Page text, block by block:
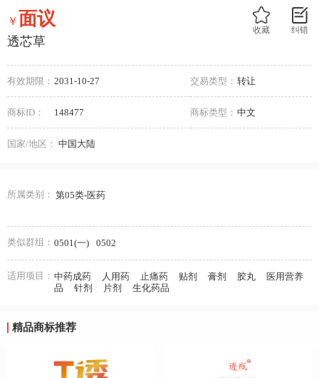
纠错
收藏
￥面议
透芯草
有效期限： 2031-10-27 交易类型： 转让
商标ID： 148477 商标类型： 中文
国家/地区： 中国大陆
所属类别： 第05类-医药
类似群组： 0501(一) 0502
适用项目： 中药成药 人用药 止痛药 贴剂 膏剂 胶丸
医用营养
品
针剂 片剂 生化药品
精品商标推荐